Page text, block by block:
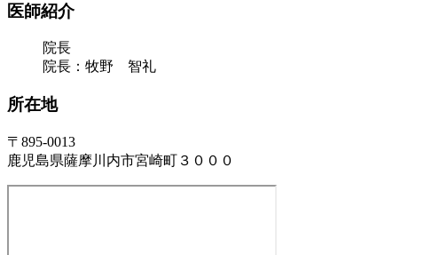
医師紹介
院長
院長：牧野 智礼
所在地
〒895-0013
鹿児島県薩摩川内市宮崎町３０００